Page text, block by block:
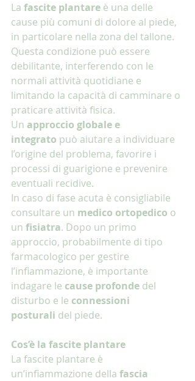
La fascite plantare è una delle
cause più comuni di dolore al piede,
in particolare nella zona del tallone.
Questa condizione può essere
debilitante, interferendo con le
normali attività quotidiane e
limitando la capacità di camminare o
praticare attività fisica.
Un approccio globale e
integrato può aiutare a individuare
l’origine del problema, favorire i
processi di guarigione e prevenire
eventuali recidive.
In caso di fase acuta è consigliabile
consultare un medico ortopedico o
un fisiatra. Dopo un primo
approccio, probabilmente di tipo
farmacologico per gestire
l’infiammazione, è importante
indagare le cause profonde del
disturbo e le connessioni
posturali del piede.
Cos’è la fascite plantare
La fascite plantare è
un’infiammazione della fascia